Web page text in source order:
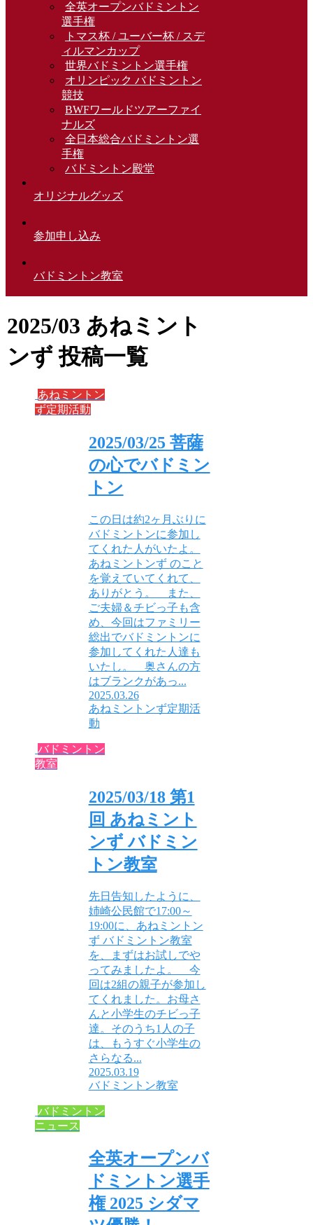
全英オープンバドミントン
選手権
トマス杯 / ユーバー杯 / スデ
ィルマンカップ
世界バドミントン選手権
オリンピック バドミントン
競技
BWFワールドツアーファイ
ナルズ
全日本総合バドミントン選
手権
バドミントン殿堂
オリジナルグッズ
参加申し込み
バドミントン教室
2025/03 あねミント
ンず 投稿一覧
あねミントン
ず定期活動
2025/03/25 菩薩
の心でバドミン
トン
この日は約2ヶ月ぶりに
バドミントンに参加し
てくれた人がいたよ。
あねミントンず のこと
を覚えていてくれて、
ありがとう。 また、
ご夫婦＆チビっ子も含
め、今回はファミリー
総出でバドミントンに
参加してくれた人達も
いたし。 奥さんの方
はブランクがあっ...
2025.03.26
あねミントンず定期活
動
バドミントン
教室
2025/03/18 第1
回 あねミント
ンず バドミン
トン教室
先日告知したように、
姉崎公民館で17:00～
19:00に、あねミントン
ず バドミントン教室
を、まずはお試しでや
ってみましたよ。 今
回は2組の親子が参加し
てくれました。お母さ
んと小学生のチビっ子
達。そのうち1人の子
は、もうすぐ小学生の
さらなる...
2025.03.19
バドミントン教室
バドミントン
ニュース
全英オープンバ
ドミントン選手
権 2025 シダマ